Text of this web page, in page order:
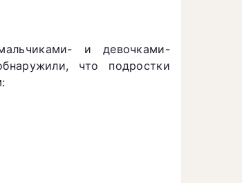
и девочками-
что подростки